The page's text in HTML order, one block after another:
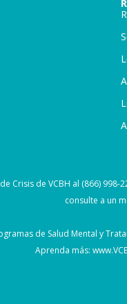
Crisis de VCBH al (866)
consulte a un
de Salud Mental y
Aprenda más: